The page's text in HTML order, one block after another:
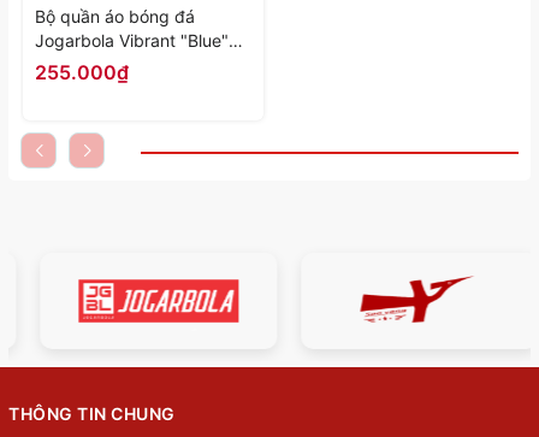
Bộ quần áo bóng đá
Jogarbola Vibrant "Blue"
MJ-TP0924.B02-03 -
Hàng Chính Hãng
255.000₫
THÔNG TIN CHUNG